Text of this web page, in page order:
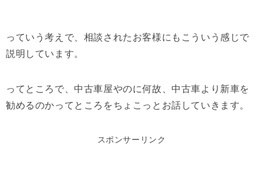
っていう考えで、相談されたお客様にもこういう感じで
説明しています。
ってところで、中古車屋やのに何故、中古車より新車を
勧めるのかってところをちょこっとお話していきます。
スポンサーリンク